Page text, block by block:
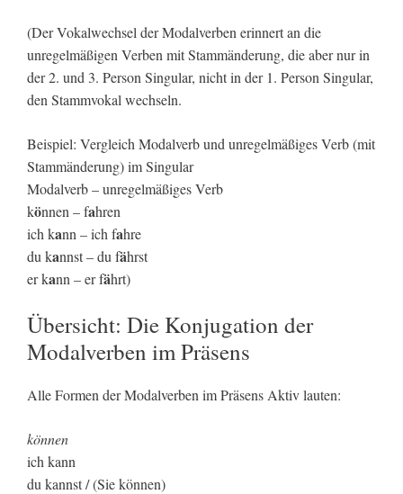
(Der Vokalwechsel der Modalverben erinnert an die
unregelmäßigen Verben mit Stammänderung, die aber nur in
der 2. und 3. Person Singular, nicht in der 1. Person Singular,
den Stammvokal wechseln.
Beispiel: Vergleich Modalverb und unregelmäßiges Verb (mit
Stammänderung) im Singular
Modalverb – unregelmäßiges Verb
können – fahren
ich kann – ich fahre
du kannst – du fährst
er kann – er fährt)
Übersicht: Die Konjugation der
Modalverben im Präsens
Alle Formen der Modalverben im Präsens Aktiv lauten:
können
ich kann
du kannst / (Sie können)